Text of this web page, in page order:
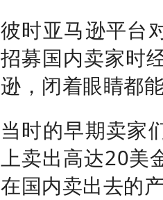
彼时亚马逊平台
招募国内卖家时
逊，闭着眼睛都
当时的早期卖家
上卖出高达20美
在国内卖出去的